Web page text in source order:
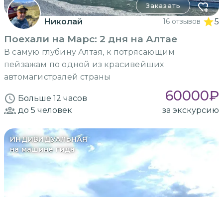
Заказать
Николай 16 отзывов 5
Поехали на Марс: 2 дня на Алтае
В самую глубину Алтая, к потрясающим
пейзажам по одной из красивейших
автомагистралей страны
Больше 12 часов 60000₽
до 5 человек за экскурсию
ИНДИВИДУАЛЬНАЯ
на машине гида